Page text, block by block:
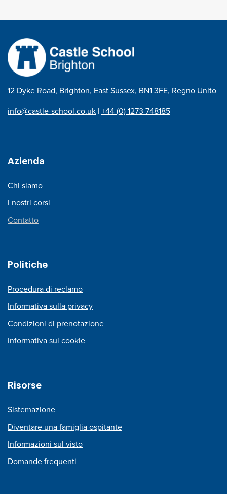
12 Dyke Road, Brighton, East Sussex, BN1 3FE, Regno Unito
info@castle-school.co.uk |+44 (0) 1273 748185
Azienda
Chi siamo
I nostri corsi
Contatto
Politiche
Procedura di reclamo
Informativa sulla privacy
Condizioni di prenotazione
Informativa sui cookie
Risorse
Sistemazione
Diventare una famiglia ospitante
Informazioni sul visto
Domande frequenti